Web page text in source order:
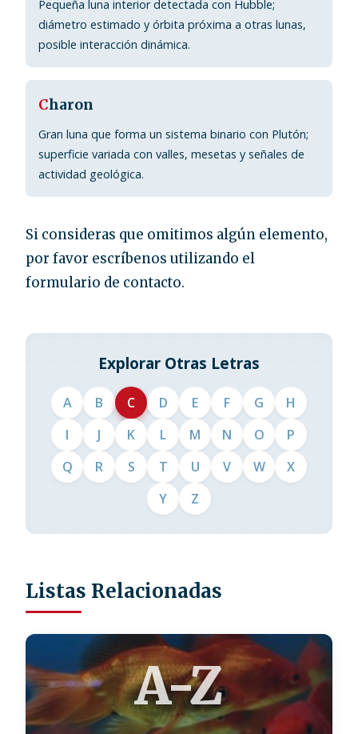
Pequeña luna interior detectada con Hubble;
diámetro estimado y órbita próxima a otras lunas,
posible interacción dinámica.
Charon
Gran luna que forma un sistema binario con Plutón;
superficie variada con valles, mesetas y señales de
actividad geológica.
Si consideras que omitimos algún elemento,
por favor escríbenos utilizando el
formulario de contacto.
Explorar Otras Letras
A B C D E F G
H
I
J K L M N O
P
Q
R S T U V W
X
Y
Z
Listas Relacionadas
A-Z